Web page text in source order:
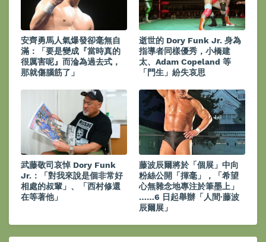
安齊勇馬人氣爆發卻毫無自
滿：「要是變成『當時真的
很厲害呢』而淪為過去式，
那就傷腦筋了」
逝世的 Dory Funk Jr. 身為
指導者同樣優秀，小橋建
太、Adam Copeland 等
「門生」紛失哀思
武藤敬司哀悼 Dory Funk
Jr.：「對我來說是個非常好
相處的叔輩」、「西村修還
在等著他」
藤波辰爾將於「個展」中向
粉絲公開「揮毫」，「希望
心無雜念地專注於筆墨上」
……6 日起舉辦「人間·藤波
辰爾展」